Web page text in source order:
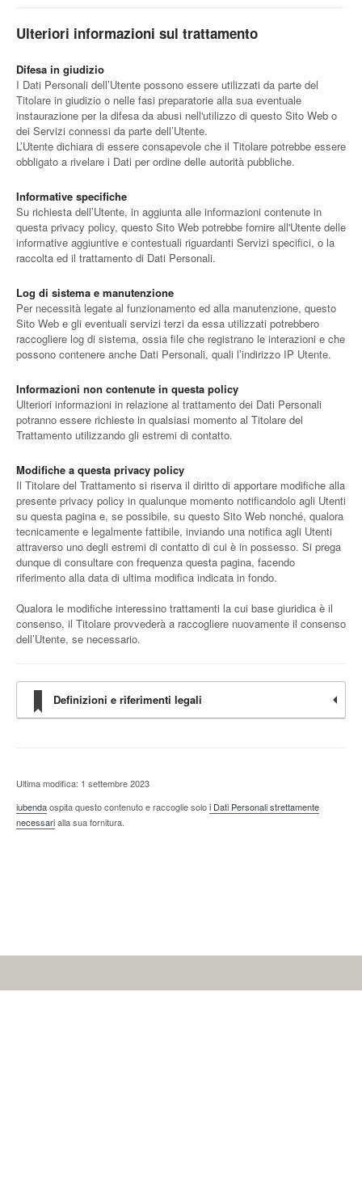
Ulteriori informazioni sul trattamento
Difesa in giudizio
I Dati Personali dell’Utente possono essere utilizzati da parte del
Titolare in giudizio o nelle fasi preparatorie alla sua eventuale
instaurazione per la difesa da abusi nell'utilizzo di questo Sito Web o
dei Servizi connessi da parte dell’Utente.
L’Utente dichiara di essere consapevole che il Titolare potrebbe essere
obbligato a rivelare i Dati per ordine delle autorità pubbliche.
Informative specifiche
Su richiesta dell’Utente, in aggiunta alle informazioni contenute in
questa privacy policy, questo Sito Web potrebbe fornire all'Utente delle
informative aggiuntive e contestuali riguardanti Servizi specifici, o la
raccolta ed il trattamento di Dati Personali.
Log di sistema e manutenzione
Per necessità legate al funzionamento ed alla manutenzione, questo
Sito Web e gli eventuali servizi terzi da essa utilizzati potrebbero
raccogliere log di sistema, ossia file che registrano le interazioni e che
possono contenere anche Dati Personali, quali l’indirizzo IP Utente.
Informazioni non contenute in questa policy
Ulteriori informazioni in relazione al trattamento dei Dati Personali
potranno essere richieste in qualsiasi momento al Titolare del
Trattamento utilizzando gli estremi di contatto.
Modifiche a questa privacy policy
Il Titolare del Trattamento si riserva il diritto di apportare modifiche alla
presente privacy policy in qualunque momento notificandolo agli Utenti
su questa pagina e, se possibile, su questo Sito Web nonché, qualora
tecnicamente e legalmente fattibile, inviando una notifica agli Utenti
attraverso uno degli estremi di contatto di cui è in possesso. Si prega
dunque di consultare con frequenza questa pagina, facendo
riferimento alla data di ultima modifica indicata in fondo.
Qualora le modifiche interessino trattamenti la cui base giuridica è il
consenso, il Titolare provvederà a raccogliere nuovamente il consenso
dell’Utente, se necessario.
Definizioni e riferimenti legali
Ultima modifica: 1 settembre 2023
iubendaospita questo contenuto e raccoglie soloi Dati Personali strettamente
necessarialla sua fornitura.